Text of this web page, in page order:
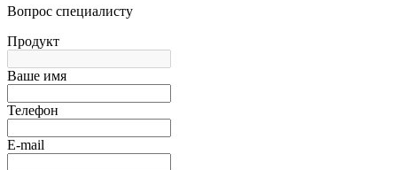
Вопрос специалисту
Продукт
Ваше имя
Телефон
E-mail